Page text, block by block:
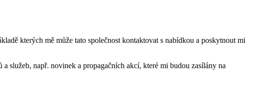
kterých mě může tato společnost kontaktovat s nabídkou a poskytnout mi
služeb, např. novinek a propagačních akcí, které mi budou zasílány na